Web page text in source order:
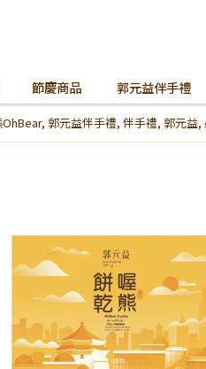
節慶商品 郭元益伴手禮
, 郭元益伴手禮, 伴手禮, 郭元益,